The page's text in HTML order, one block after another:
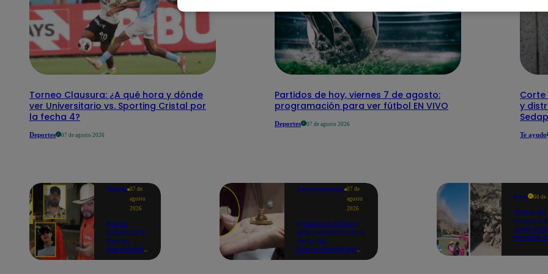
Torneo Clausura: ¿A qué hora y dónde
ver Universitario vs. Sporting Cristal por
la fecha 4?
Deportes 07 de agosto 2026
Partidos de hoy, viernes 7 de agosto:
programación para ver fútbol EN VIVO
Deportes 07 de agosto 2026
Corte
y
Te ayudo
Mundo 07 de
agosto
2026
Nueve
influencers
fueron
asesinados
Entretenimiento 07 de
agosto
2026
Presentan el libro
más pequeño de la
Feria del
Internacional del
Perú 06 de
Sismo de
Junín
heridos,
propició